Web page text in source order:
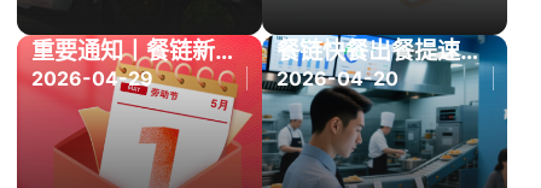
重要通知丨餐链新家已就位，假期服务不断档（附地址变更及放假时间）
2026-04-29
餐链快餐出餐提速方案：AI 排产 + 预制菜，出餐从 15 分钟到 3 分钟
2026-04-20